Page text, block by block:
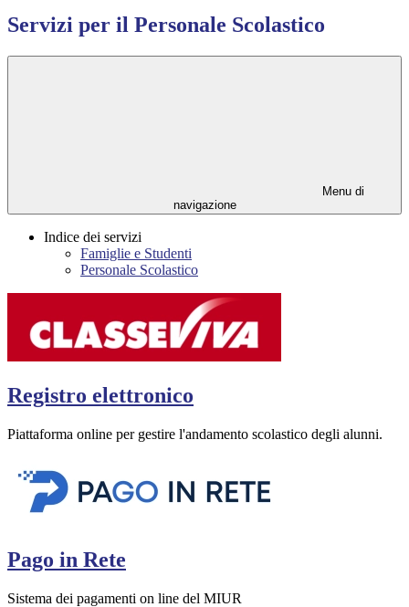
Servizi per il Personale Scolastico
Menu di
navigazione
Indice dei servizi
Famiglie e Studenti
Personale Scolastico
Registro elettronico
Piattaforma online per gestire l'andamento scolastico degli alunni.
Pago in Rete
Sistema dei pagamenti on line del MIUR